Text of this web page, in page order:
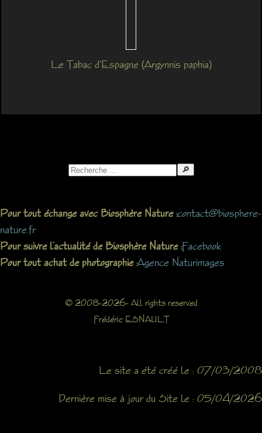
Le Tabac d'Espagne (Argynnis paphia)
Search
Pour tout échange avec Biosphère Nature :contact@biosphere-
nature.fr
Pour suivre l’actualité de Biosphère Nature :Facebook
Pour tout achat de photographie :Agence Naturimages
© 2008-2026- All rights reserved
Frédéric ESNAULT
Le site a été créé le : 07/03/2008
Dernière mise à jour du Site le : 05/04/2026